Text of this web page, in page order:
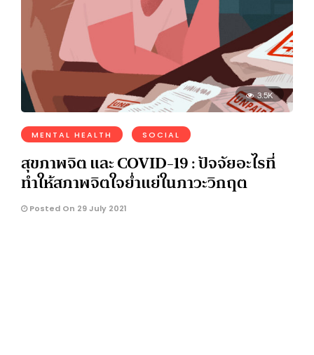
3.5K
MENTAL HEALTH SOCIAL
สุขภาพจิต และ COVID-19 : ปัจจัยอะไรที่
ทำให้สภาพจิตใจย่ำแย่ในภาวะวิกฤต
Posted On 29 July 2021